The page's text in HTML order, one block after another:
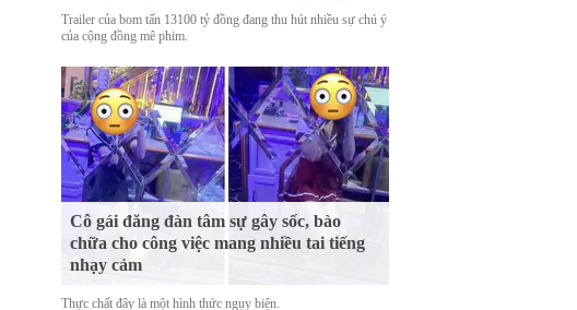
Trailer của bom tấn 13100 tỷ đồng đang thu hút nhiều sự chú ý
của cộng đồng mê phim.
Cô gái đăng đàn tâm sự gây sốc, bào
chữa cho công việc mang nhiều tai tiếng
nhạy cảm
Thực chất đây là một hình thức ngụy biện.